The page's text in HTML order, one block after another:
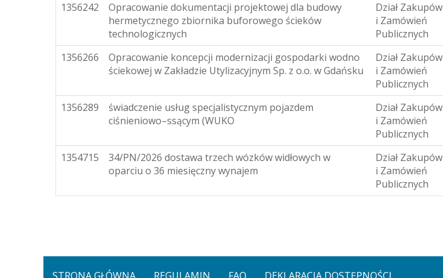
1356242
Opracowanie dokumentacji projektowej dla budowy
hermetycznego zbiornika buforowego ścieków
technologicznych
Dział Zakupów
i Zamówień
Publicznych
1356266
Opracowanie koncepcji modernizacji gospodarki wodno
ściekowej w Zakładzie Utylizacyjnym Sp. z o.o. w Gdańsku
Dział Zakupów
i Zamówień
Publicznych
1356289
świadczenie usług specjalistycznym pojazdem
ciśnieniowo–ssącym (WUKO
Dział Zakupów
i Zamówień
Publicznych
1354715
34/PN/2026 dostawa trzech wózków widłowych w
oparciu o 36 miesięczny wynajem
Dział Zakupów
i Zamówień
Publicznych